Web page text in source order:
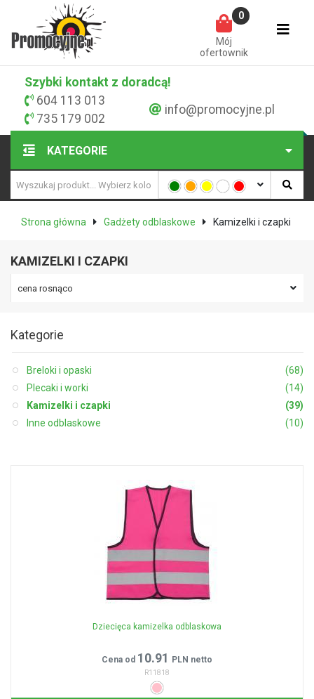
Mój
ofertownik
0
Szybki kontakt z doradcą!
604 113 013
735 179 002
info@promocyjne.pl
KATEGORIE
Strona główna Gadżety odblaskowe Kamizelki i czapki
KAMIZELKI I CZAPKI
Kategorie
Breloki i opaski
(68)
Plecaki i worki
(14)
Kamizelki i czapki
(39)
Inne odblaskowe
(10)
Dziecięca kamizelka odblaskowa
Cena od 10.91 PLN netto
R11818